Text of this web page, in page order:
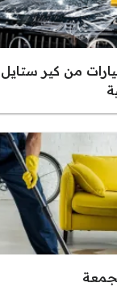
من كير ستايل